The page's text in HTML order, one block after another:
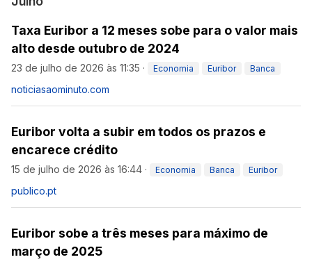
Taxa Euribor a 12 meses sobe para o valor mais
alto desde outubro de 2024
23 de julho de 2026 às 11:35 · Economia Euribor Banca
noticiasaominuto.com
Euribor volta a subir em todos os prazos e
encarece crédito
15 de julho de 2026 às 16:44 · Economia Banca Euribor
publico.pt
Euribor sobe a três meses para máximo de
março de 2025